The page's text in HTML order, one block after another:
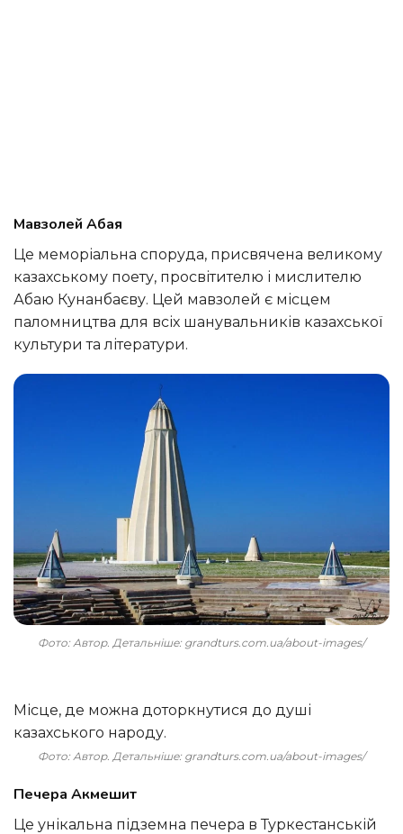
Мавзолей Абая
Це меморіальна споруда, присвячена великому
казахському поету, просвітителю і мислителю
Абаю Кунанбаєву. Цей мавзолей є місцем
паломництва для всіх шанувальників казахської
культури та літератури.
Фото: Автор. Детальніше: grandturs.com.ua/about-images/
Місце, де можна доторкнутися до душі
казахського народу.
Фото: Автор. Детальніше: grandturs.com.ua/about-images/
Печера Акмешит
Це унікальна підземна печера в Туркестанській